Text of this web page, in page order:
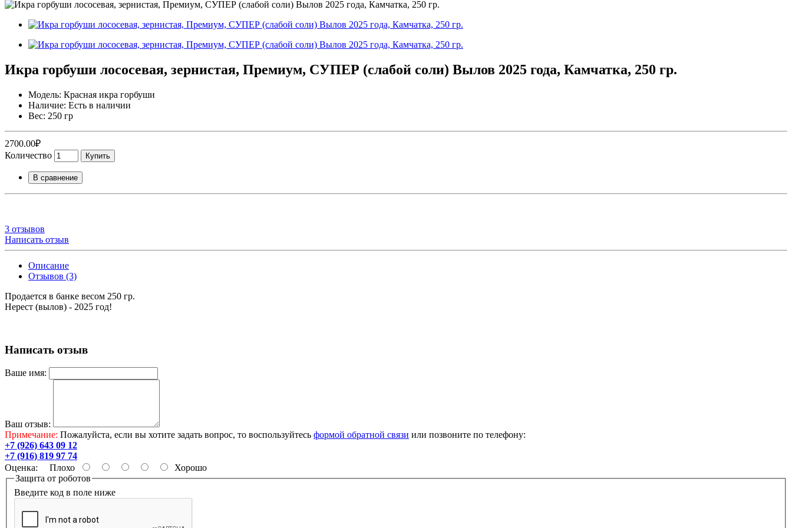
Икра горбуши лососевая, зернистая, Премиум, СУПЕР (слабой соли) Вылов 2025 года, Камчатка, 250 гр.
Модель: Красная икра горбуши
Наличие: Есть в наличии
Вес: 250 гр
2700.00₽
Количество
Купить
В сравнение
3 отзывов
Написать отзыв
Описание
Отзывов (3)
Продается в банке весом 250 гр.
Нерест (вылов) - 2025 год!
Написать отзыв
Ваше имя:
Ваш отзыв:
Примечание: Пожалуйста, если вы хотите задать вопрос, то воспользуйтесь формой обратной связи или позвоните по телефону:
+7 (926) 643 09 12
+7 (916) 819 97 74
Оценка: Плохо
Хорошо
Защита от роботов
Введите код в поле ниже